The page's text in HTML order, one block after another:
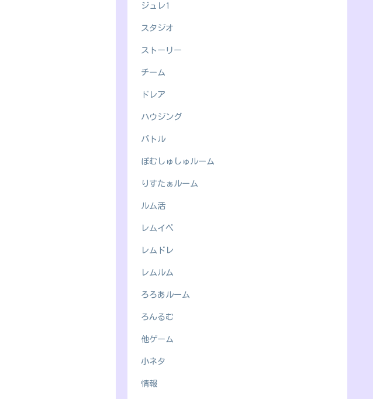
ジュレ1
スタジオ
ストーリー
チーム
ドレア
ハウジング
バトル
ぽむしゅしゅルーム
りすたぁルーム
ルム活
レムイベ
レムドレ
レムルム
ろろあルーム
ろんるむ
他ゲーム
小ネタ
情報